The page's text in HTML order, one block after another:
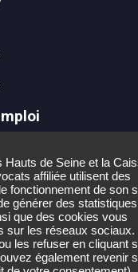
Hauts de Seine et la
affiliée utilisent des
fonctionnement de son
générer des statistiques
que des cookies vous
sur les réseaux sociaux.
les refuser en cliquant
également revenir